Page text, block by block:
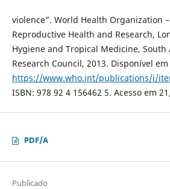
violence”. World Health Organization
Reproductive Health and Research,
Hygiene and Tropical Medicine, South
Research Council, 2013. Disponível em
https://www.who.int/publications/i/
ISBN: 978 92 4 156462 5. Acesso em
PDF/A
Publicado